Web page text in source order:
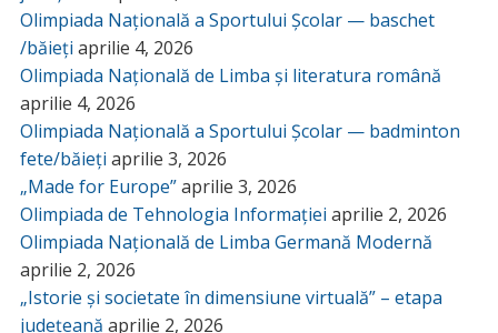
Olimpiada Națională a Sportului Școlar — baschet
/băieți aprilie 4, 2026
Olimpiada Națională de Limba și literatura română
aprilie 4, 2026
Olimpiada Națională a Sportului Școlar — badminton
fete/băieți aprilie 3, 2026
„Made for Europe”aprilie 3, 2026
Olimpiada de Tehnologia Informației aprilie 2, 2026
Olimpiada Națională de Limba Germană Modernă
aprilie 2, 2026
„Istorie și societate în dimensiune virtuală” – etapa
județeană aprilie 2, 2026